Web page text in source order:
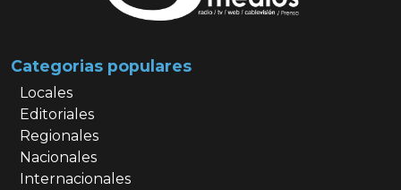
Categorias populares
Locales
Editoriales
Regionales
Nacionales
Internacionales